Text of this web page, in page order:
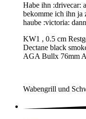
Habe ihn :drivecar:
bekomme ich ihn ja
haube :victoria:
KW1 , 0.5 cm
Dectane black
AGA Bullx 76mm
Wabengrill und